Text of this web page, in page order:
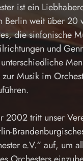
ist ein
Berlin weit über 20
die sinfonische
und
Musik im
2002 tritt unser
e.V.“ auf, um